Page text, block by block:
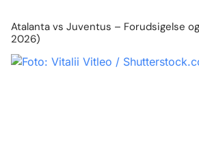
Atalanta vs Juventus – Forudsigelse
2026)